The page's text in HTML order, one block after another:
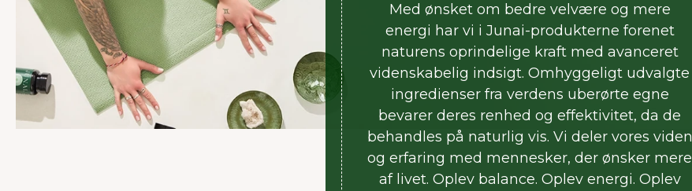
Med ønsket om bedre velvære og mere
energi har vi i Junai-produkterne forenet
naturens oprindelige kraft med avanceret
videnskabelig indsigt. Omhyggeligt udvalgte
ingredienser fra verdens uberørte egne
bevarer deres renhed og effektivitet, da de
behandles på naturlig vis. Vi deler vores viden
og erfaring med mennesker, der ønsker mere
af livet. Oplev balance. Oplev energi. Oplev